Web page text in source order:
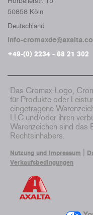
50858 Köln
Deutschland
info-
+49-(0) 2234 - 68 21 302
Das Cromax-Logo,
für Produkte oder
eingetragene
LLC und/oder ihren
Warenzeichen sind das
Rechtsinhabers.
Nutzung und Impressum
Verkaufsbedingungen